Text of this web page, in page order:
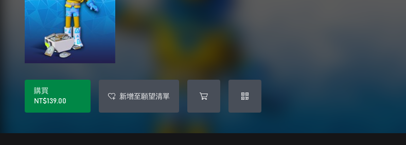
購買
NT$139.00
新增至願望清單